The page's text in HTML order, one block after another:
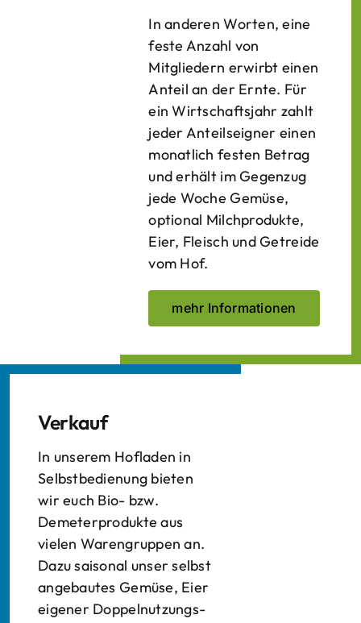
In anderen Worten, eine
feste Anzahl von
Mitgliedern erwirbt einen
Anteil an der Ernte. Für
ein Wirtschaftsjahr zahlt
jeder Anteilseigner einen
monatlich festen Betrag
und erhält im Gegenzug
jede Woche Gemüse,
optional Milchprodukte,
Eier, Fleisch und Getreide
vom Hof.
mehr Informationen
Verkauf
In unserem Hofladen in
Selbstbedienung bieten
wir euch Bio- bzw.
Demeterprodukte aus
vielen Warengruppen an.
Dazu saisonal unser selbst
angebautes Gemüse, Eier
eigener Doppelnutzungs-